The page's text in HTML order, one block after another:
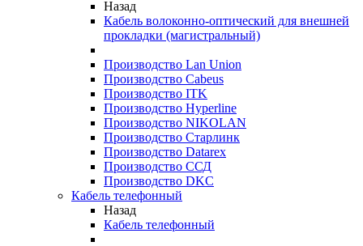
Назад
Кабель волоконно-оптический для внешней
прокладки (магистральный)
Производство Lan Union
Производство Cabeus
Производство ITK
Производство Hyperline
Производство NIKOLAN
Производство Старлинк
Производство Datarex
Производство ССД
Производство DKC
Кабель телефонный
Назад
Кабель телефонный